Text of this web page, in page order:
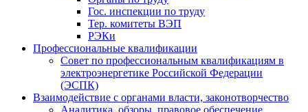
Гос. инспекции по труду
Тер. комитеты ВЭП
РЭКи
Профессиональные квалификации
Совет по профессиональным квалификациям в
электроэнергетике Российской Федерации
(ЭСПК)
Взаимодействие с органами власти, законотворчество